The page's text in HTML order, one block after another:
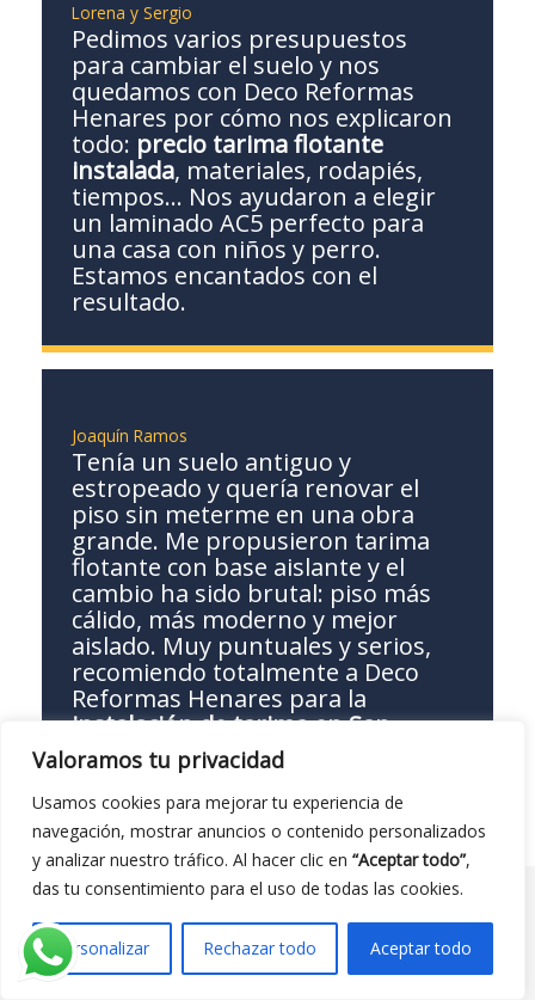
Valoramos tu privacidad
Usamos cookies para mejorar tu experiencia de
navegación, mostrar anuncios o contenido personalizados
y analizar nuestro tráfico. Al hacer clic en “Aceptar todo”,
das tu consentimiento para el uso de todas las cookies.
Personalizar Rechazar todo Aceptar todo
Lorena y Sergio
Pedimos varios presupuestos
para cambiar el suelo y nos
quedamos con Deco Reformas
Henares por cómo nos explicaron
todo: precio tarima flotante
instalada, materiales, rodapiés,
tiempos… Nos ayudaron a elegir
un laminado AC5 perfecto para
una casa con niños y perro.
Estamos encantados con el
resultado.
Joaquín Ramos
Tenía un suelo antiguo y
estropeado y quería renovar el
piso sin meterme en una obra
grande. Me propusieron tarima
flotante con base aislante y el
cambio ha sido brutal: piso más
cálido, más moderno y mejor
aislado. Muy puntuales y serios,
recomiendo totalmente a Deco
Reformas Henares para la
instalación de tarima en San
Fernando de Henares
Contacta con nosotros